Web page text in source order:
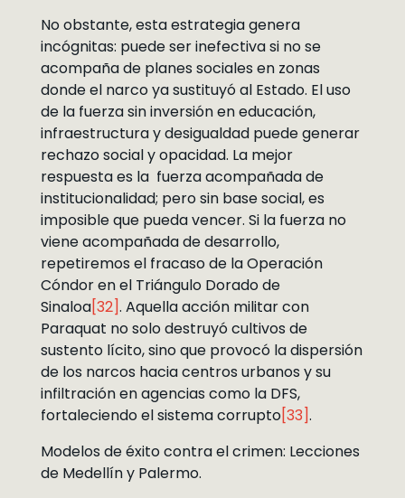
No obstante, esta estrategia genera
incógnitas: puede ser inefectiva si no se
acompaña de planes sociales en zonas
donde el narco ya sustituyó al Estado. El uso
de la fuerza sin inversión en educación,
infraestructura y desigualdad puede generar
rechazo social y opacidad. La mejor
respuesta es la fuerza acompañada de
institucionalidad; pero sin base social, es
imposible que pueda vencer. Si la fuerza no
viene acompañada de desarrollo,
repetiremos el fracaso de la Operación
Cóndor en el Triángulo Dorado de
Sinaloa[32]. Aquella acción militar con
Paraquat no solo destruyó cultivos de
sustento lícito, sino que provocó la dispersión
de los narcos hacia centros urbanos y su
infiltración en agencias como la DFS,
fortaleciendo el sistema corrupto[33].
Modelos de éxito contra el crimen: Lecciones
de Medellín y Palermo.